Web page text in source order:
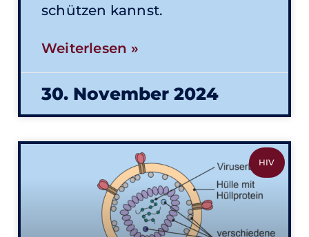
schützen kannst.
Weiterlesen »
30. November 2024
HIV